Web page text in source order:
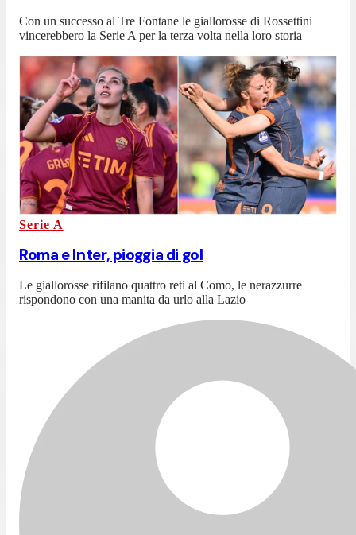
Con un successo al Tre Fontane le giallorosse di Rossettini
vincerebbero la Serie A per la terza volta nella loro storia
Serie A
Roma e Inter, pioggia di gol
Le giallorosse rifilano quattro reti al Como, le nerazzurre
rispondono con una manita da urlo alla Lazio